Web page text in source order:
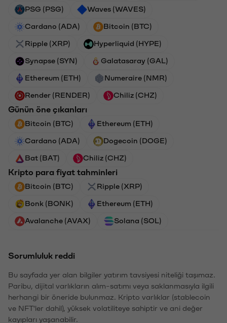
PSG (PSG) Waves (WAVES)
Cardano (ADA) Bitcoin (BTC)
Ripple (XRP) Hyperliquid (HYPE)
Synapse (SYN) Galatasaray (GAL)
Ethereum (ETH) Numeraire (NMR)
Render (RENDER) Chiliz (CHZ)
Günün öne çıkanları
Bitcoin (BTC) Ethereum (ETH)
Cardano (ADA) Dogecoin (DOGE)
Bat (BAT) Chiliz (CHZ)
Kripto para fiyat tahminleri
Bitcoin (BTC) Ripple (XRP)
Bonk (BONK) Ethereum (ETH)
Avalanche (AVAX) Solana (SOL)
Sorumluluk reddi
Bu sayfada yer alan bilgiler yatırım tavsiyesi niteliği taşımaz.
Paribu, dijital varlıkların alım-satımı veya saklanmasıyla ilgili
herhangi bir öneride bulunmaz. Kripto varlıklar (stablecoin
ve NFT'ler dahil), yüksek volatiliteye sahiptir ve ani değer
kayıpları yaşanabilir.